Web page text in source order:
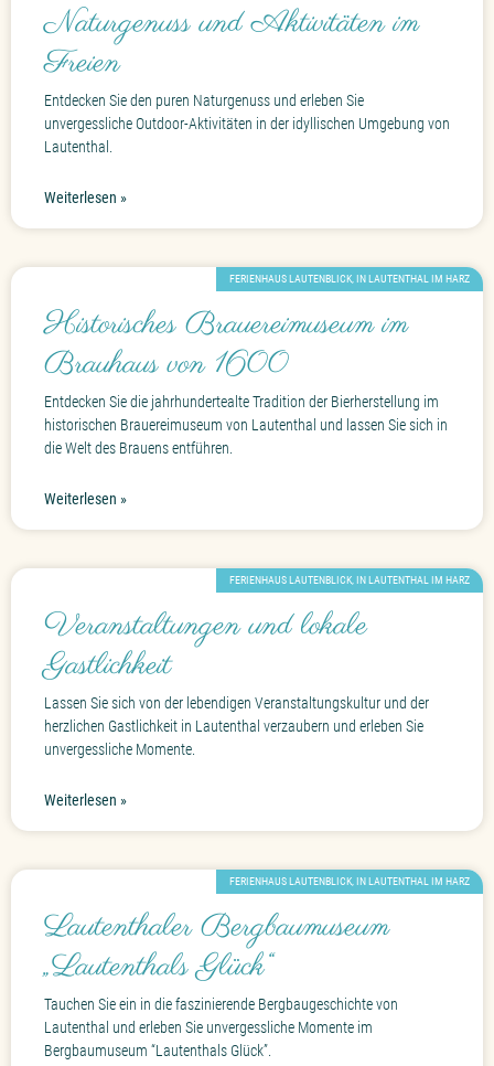
Naturgenuss und Aktivitäten im
Freien
Entdecken Sie den puren Naturgenuss und erleben Sie
unvergessliche Outdoor-Aktivitäten in der idyllischen Umgebung von
Lautenthal.
Weiterlesen »
FERIENHAUS LAUTENBLICK, IN LAUTENTHAL IM HARZ
Historisches Brauereimuseum im
Brauhaus von 1600
Entdecken Sie die jahrhundertealte Tradition der Bierherstellung im
historischen Brauereimuseum von Lautenthal und lassen Sie sich in
die Welt des Brauens entführen.
Weiterlesen »
FERIENHAUS LAUTENBLICK, IN LAUTENTHAL IM HARZ
Veranstaltungen und lokale
Gastlichkeit
Lassen Sie sich von der lebendigen Veranstaltungskultur und der
herzlichen Gastlichkeit in Lautenthal verzaubern und erleben Sie
unvergessliche Momente.
Weiterlesen »
FERIENHAUS LAUTENBLICK, IN LAUTENTHAL IM HARZ
Lautenthaler Bergbaumuseum
„Lautenthals Glück“
Tauchen Sie ein in die faszinierende Bergbaugeschichte von
Lautenthal und erleben Sie unvergessliche Momente im
Bergbaumuseum “Lautenthals Glück”.